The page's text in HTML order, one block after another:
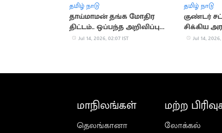
தமிழ் நாடு
தாய்மாமன் தங்க மோதிர
திட்டம்.. ஒப்பந்த அறிவிப்பு
வெளியீடு
Jul 14, 2026, 02:07 IST
தமிழ் நாடு
குண்டர்
சிக்கிய
Jul 14, 2026,
மாநிலங்கள்
தெலங்கானா
மற்ற
லோக்கல்